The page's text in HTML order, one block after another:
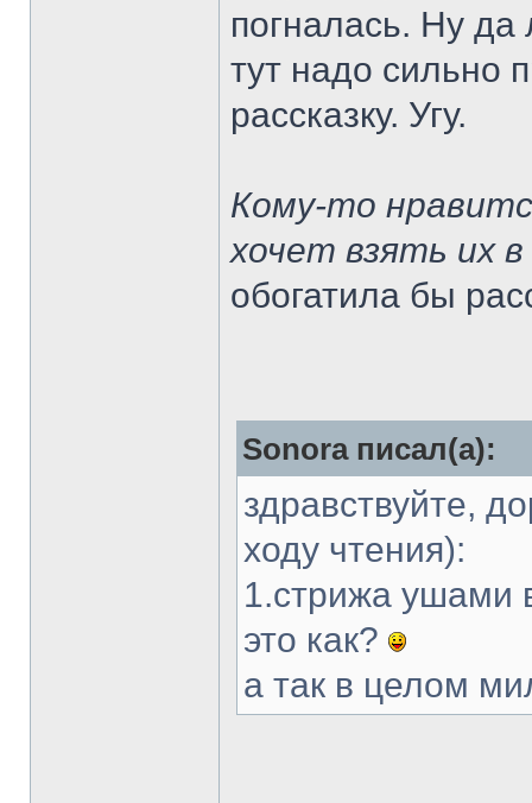
погналась. Ну
тут надо сильно
рассказку. Угу.
Кому-то
хочет взять их в
обогатила бы
Sonora писал(а):
здравствуйте,
ходу чтения):
1.стрижа ушами
это как?
а так в целом